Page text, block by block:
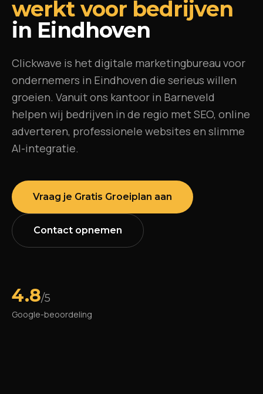
werkt voor bedrijven
in Eindhoven
Clickwave is het digitale marketingbureau voor
ondernemers in Eindhoven die serieus willen
groeien. Vanuit ons kantoor in Barneveld
helpen wij bedrijven in de regio met SEO, online
adverteren, professionele websites en slimme
AI-integratie.
Vraag je Gratis Groeiplan aan
Contact opnemen
4.8/5
Google-beoordeling